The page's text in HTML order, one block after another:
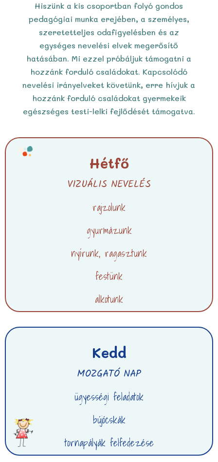
Hiszünk a kis csoportban folyó gondos
pedagógiai munka erejében, a személyes,
szeretetteljes odafigyelésben és az
egységes nevelési elvek megerősítő
hatásában. Mi ezzel próbáljuk támogatni a
hozzánk forduló családokat. Kapcsolódó
nevelési irányelveket követünk, erre hívjuk a
hozzánk forduló családokat gyermekeik
egészséges testi-lelki fejlődését támogatva.
Hétfő
VIZUÁLIS NEVELÉS
rajzolunk
gyurmázunk
nyírunk, ragasztunk
festünk
alkotunk
Kedd
MOZGATÓ NAP
ügyességi feladatok
bújócskák
tornapályák felfedezése